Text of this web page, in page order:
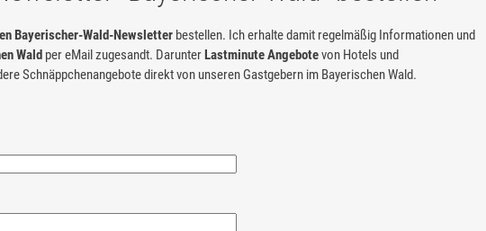
Bayerischer-Wald-Newsletter bestellen. Ich erhalte damit regelmäßig Informationen und
Wald per eMail zugesandt. DarunterLastminute Angebotevon Hotels und
Schnäppchenangebote direkt von unseren Gastgebern im Bayerischen Wald.
und der Dreiflüssestadt Passau.
Wellnesshotel Bayern